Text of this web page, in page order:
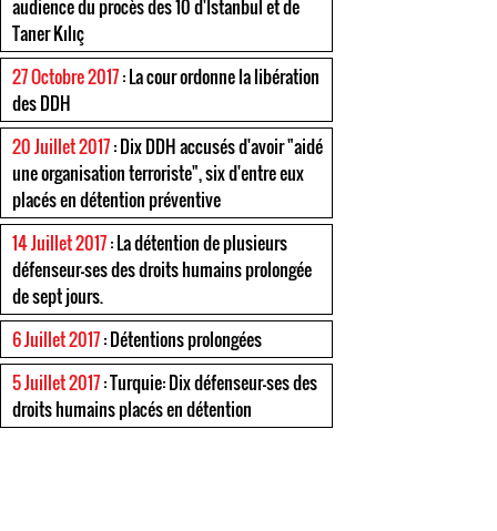
audience du procès des 10 d'Istanbul et de
Taner Kılıç
27 Octobre 2017: La cour ordonne la libération
des DDH
20 Juillet 2017: Dix DDH accusés d'avoir "aidé
une organisation terroriste", six d'entre eux
placés en détention préventive
14 Juillet 2017: La détention de plusieurs
défenseur-ses des droits humains prolongée
de sept jours.
6 Juillet 2017: Détentions prolongées
5 Juillet 2017: Turquie: Dix défenseur-ses des
droits humains placés en détention